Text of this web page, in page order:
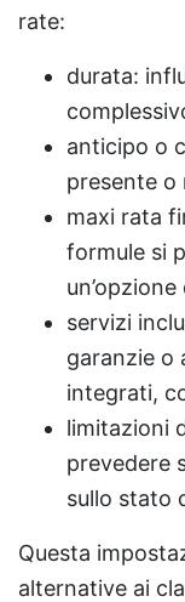
rate:
durata:
anticipo o
presente o
maxi rata
formule si
servizi
garanzie o
integrati,
limitazioni
prevedere
sullo stato
Questa
alternative ai